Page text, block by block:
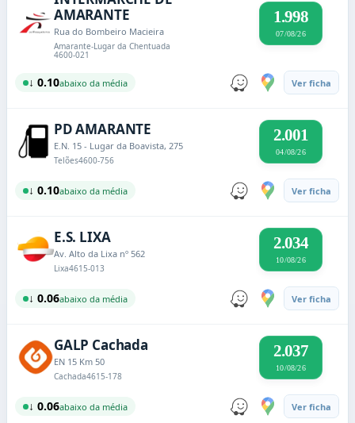
AMARANTE
Rua do Bombeiro Macieira
Amarante-Lugar da Chentuada
4600-021
1.998
07/08/26
↓ 0.10abaixo da média Ver ficha
PD AMARANTE
E.N. 15 - Lugar da Boavista, 275
Telões4600-756
2.001
04/08/26
↓ 0.10abaixo da média Ver ficha
E.S. LIXA
Av. Alto da Lixa nº 562
Lixa4615-013
2.034
10/08/26
↓ 0.06abaixo da média Ver ficha
GALP Cachada
EN 15 Km 50
Cachada4615-178
2.037
10/08/26
↓ 0.06abaixo da média Ver ficha